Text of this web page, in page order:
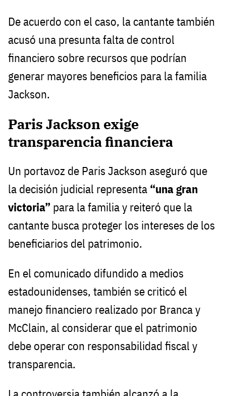
De acuerdo con el caso, la cantante también
acusó una presunta falta de control
financiero sobre recursos que podrían
generar mayores beneficios para la familia
Jackson.
Paris Jackson exige
transparencia financiera
Un portavoz de Paris Jackson aseguró que
la decisión judicial representa “una gran
victoria” para la familia y reiteró que la
cantante busca proteger los intereses de los
beneficiarios del patrimonio.
En el comunicado difundido a medios
estadounidenses, también se criticó el
manejo financiero realizado por Branca y
McClain, al considerar que el patrimonio
debe operar con responsabilidad fiscal y
transparencia.